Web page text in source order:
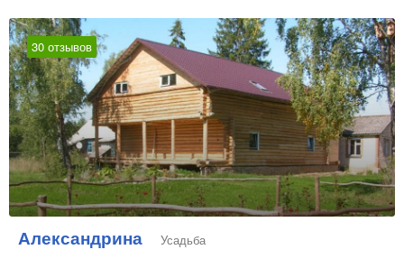
30 отзывов
Александрина
Усадьба